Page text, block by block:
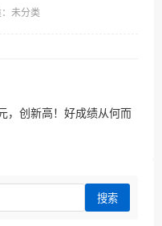
未分类
，创新高！好成绩从何而
搜索